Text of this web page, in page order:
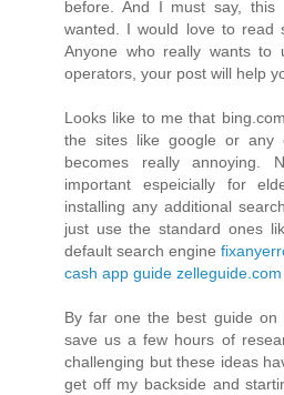
before. And I must say,
wanted. I would love to read
Anyone who really wants to
operators, your post will help
Looks like to me that
the sites like google or any
becomes really annoying.
important espeicially for
installing any additional
just use the standard ones
default search engine
cash app guide zelleguide.com
By far one the best guide on
save us a few hours of
challenging but these ideas
get off my backside and